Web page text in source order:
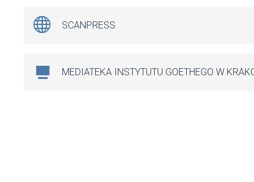
SCANPRESS
MEDIATEKA INSTYTUTU GOETHEGO W